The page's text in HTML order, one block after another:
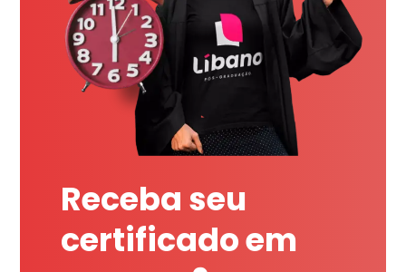
Receba seu
certificado em